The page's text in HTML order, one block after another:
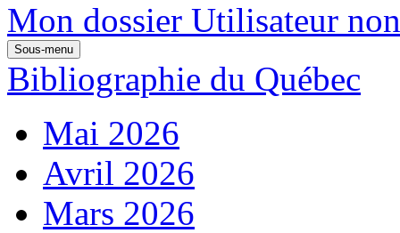
Mon dossier Utilisateur
Sous-menu
Bibliographie du Québec
Mai 2026
Avril 2026
Mars 2026